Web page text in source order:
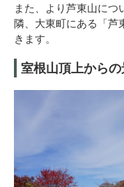
また、より芦東山に
隣、大東町にある「芦
きます。
室根山頂上から